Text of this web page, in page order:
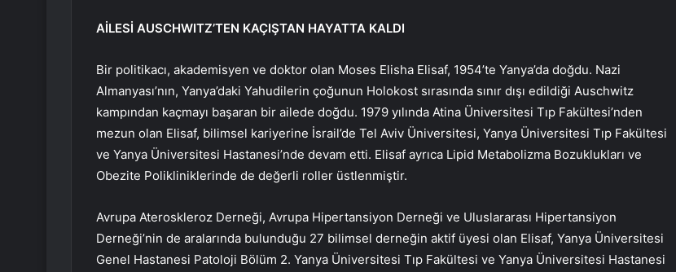
AİLESİ AUSCHWITZ’TEN KAÇIŞTAN HAYATTA KALDI
Bir politikacı, akademisyen ve doktor olan Moses Elisha Elisaf, 1954’te Yanya’da doğdu. Nazi
Almanyası’nın, Yanya’daki Yahudilerin çoğunun Holokost sırasında sınır dışı edildiği Auschwitz
kampından kaçmayı başaran bir ailede doğdu. 1979 yılında Atina Üniversitesi Tıp Fakültesi’nden
mezun olan Elisaf, bilimsel kariyerine İsrail’de Tel Aviv Üniversitesi, Yanya Üniversitesi Tıp Fakültesi
ve Yanya Üniversitesi Hastanesi’nde devam etti. Elisaf ayrıca Lipid Metabolizma Bozuklukları ve
Obezite Polikliniklerinde de değerli roller üstlenmiştir.
Avrupa Ateroskleroz Derneği, Avrupa Hipertansiyon Derneği ve Uluslararası Hipertansiyon
Derneği’nin de aralarında bulunduğu 27 bilimsel derneğin aktif üyesi olan Elisaf, Yanya Üniversitesi
Genel Hastanesi Patoloji Bölüm 2. Yanya Üniversitesi Tıp Fakültesi ve Yanya Üniversitesi Hastanesi